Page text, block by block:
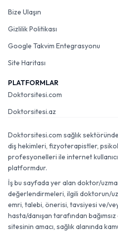
Bize Ulaşın
Gizlilik Politikası
Google Takvim Entegrasyonu
Site Haritası
PLATFORMLAR
Doktorsitesi.com
Doktorsitesi.az
Doktorsitesi.com sağlık
diş hekimleri, fizyoterapistler,
profesyonelleri ile internet
platformdur.
İş bu sayfada yer alan doktor/
değerlendirmeleri, ilgili doktorun/
emri, talebi, önerisi, tavsiyesi ve/
hasta/danışan tarafından
sitesinin amacı, sağlık alanında